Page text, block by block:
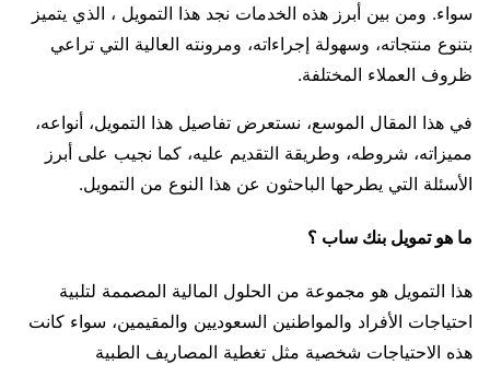
سواء. ومن بين أبرز هذه الخدمات نجد هذا التمويل ، الذي يتميز
بتنوع منتجاته، وسهولة إجراءاته، ومرونته العالية التي تراعي
ظروف العملاء المختلفة.
في هذا المقال الموسع، نستعرض تفاصيل هذا التمويل، أنواعه،
مميزاته، شروطه، وطريقة التقديم عليه، كما نجيب على أبرز
الأسئلة التي يطرحها الباحثون عن هذا النوع من التمويل.
ما هو تمويل بنك ساب ؟
هذا التمويل هو مجموعة من الحلول المالية المصممة لتلبية
احتياجات الأفراد والمواطنين السعوديين والمقيمين، سواء كانت
هذه الاحتياجات شخصية مثل تغطية المصاريف الطبية